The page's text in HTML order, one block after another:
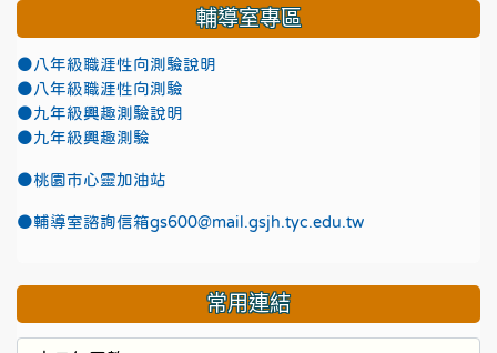
輔導室專區
●八年級職涯性向測驗說明
●八年級職涯性向測驗
●九年級興趣測驗說明
●九年級興趣測驗
●桃園市心靈加油站
●輔導室諮詢信箱gs600@mail.gsjh.tyc.edu.tw
常用連結